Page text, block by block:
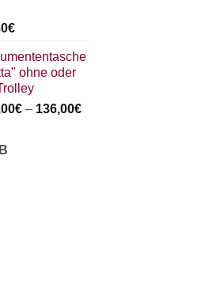
€
ohne oder
€– 136,00€